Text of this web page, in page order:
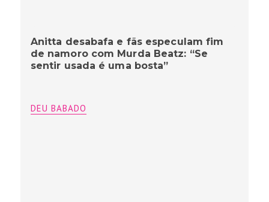
Anitta desabafa e fãs especulam fim
de namoro com Murda Beatz: “Se
sentir usada é uma bosta”
DEU BABADO